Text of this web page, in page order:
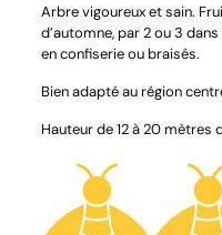
Arbre vigoureux et sain.
d’automne, par 2 ou 3
en confiserie ou braisés.
Bien adapté au région
Hauteur de 12 à 20 mètres